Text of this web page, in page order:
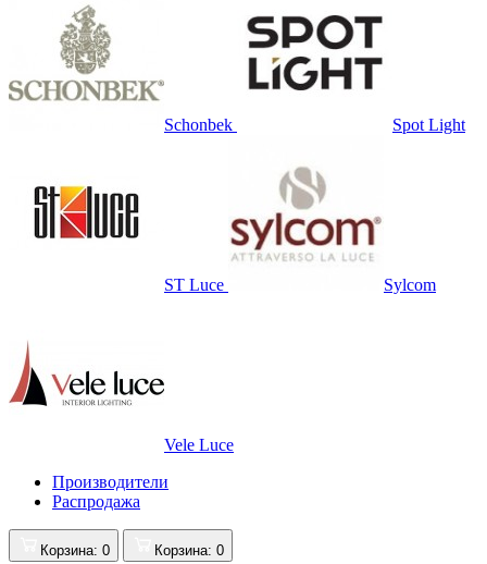
Schonbek Spot Light
ST Luce Sylcom
Vele Luce
Производители
Распродажа
Корзина: 0 Корзина: 0